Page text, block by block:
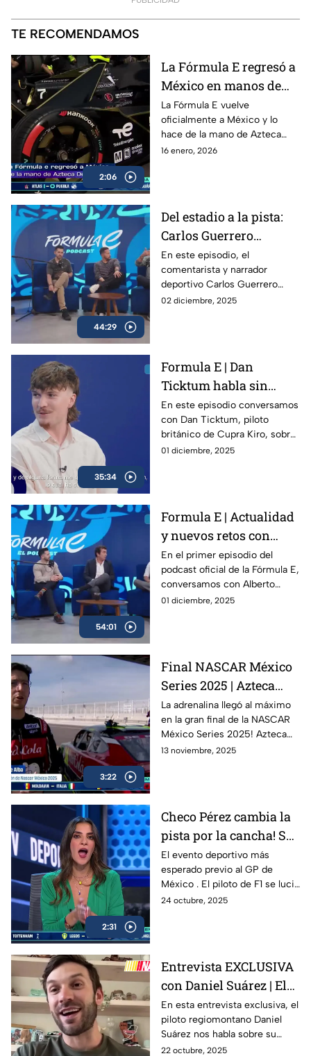
TE RECOMENDAMOS
2:06
La Fórmula E regresó a
México en manos de
Azteca Deportes |
Fórmula E
La Fórmula E vuelve
oficialmente a México y lo
hace de la mano de Azteca
Deportes, devolviendo al país
16 enero, 2026
44:29
Del estadio a la pista:
Carlos Guerrero
'Warrior' y la nueva era
de Fórmula E | Podcast
de Fórmula E
En este episodio, el
comentarista y narrador
deportivo Carlos Guerrero
‘Warrior’ cambia el estadio por
02 diciembre, 2025
35:34
Formula E | Dan
Ticktum habla sin
filtros sobre la Formula
E y su futuro
En este episodio conversamos
con Dan Ticktum, piloto
británico de Cupra Kiro, sobre
su visión de la Fórmula E, los
01 diciembre, 2025
54:01
Formula E | Actualidad
y nuevos retos con
Alberto Longo
En el primer episodio del
podcast oficial de la Fórmula E,
conversamos con Alberto
Longo, cofundador y Chief
viene para el futuro del
automovilismo eléctrico.
01 diciembre, 2025
3:22
Final NASCAR México
Series 2025 | Azteca
Deportes en la pista con
los campeones
La adrenalina llegó al máximo
en la gran final de la NASCAR
México Series 2025! Azteca
Deportes estuvo presente en
automovilismo nacional.
13 noviembre, 2025
2:31
Checo Pérez cambia la
pista por la cancha! Se
celebró la 10ª edición
de “De la Pista a la
Cancha”
El evento deportivo más
esperado previo al GP de
México . El piloto de F1 se lució
con Hack trick.
24 octubre, 2025
Entrevista EXCLUSIVA
con Daniel Suárez | El
Piloto Mexicano que
firma con Spire
Motorsports
En esta entrevista exclusiva, el
piloto regiomontano Daniel
Suárez nos habla sobre su
trayectoria en la NASCAR Cup
22 octubre, 2025